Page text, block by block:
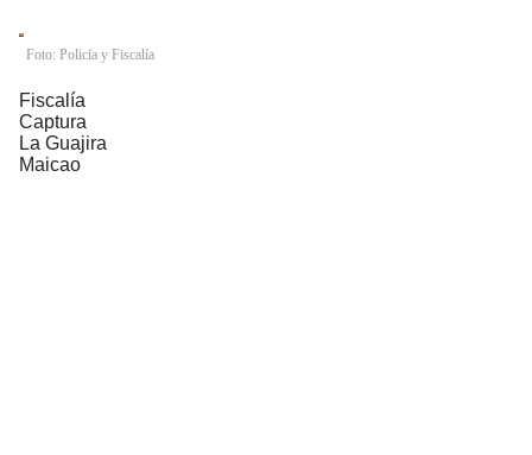
Foto: Policía y Fiscalía
Fiscalía
Captura
La Guajira
Maicao